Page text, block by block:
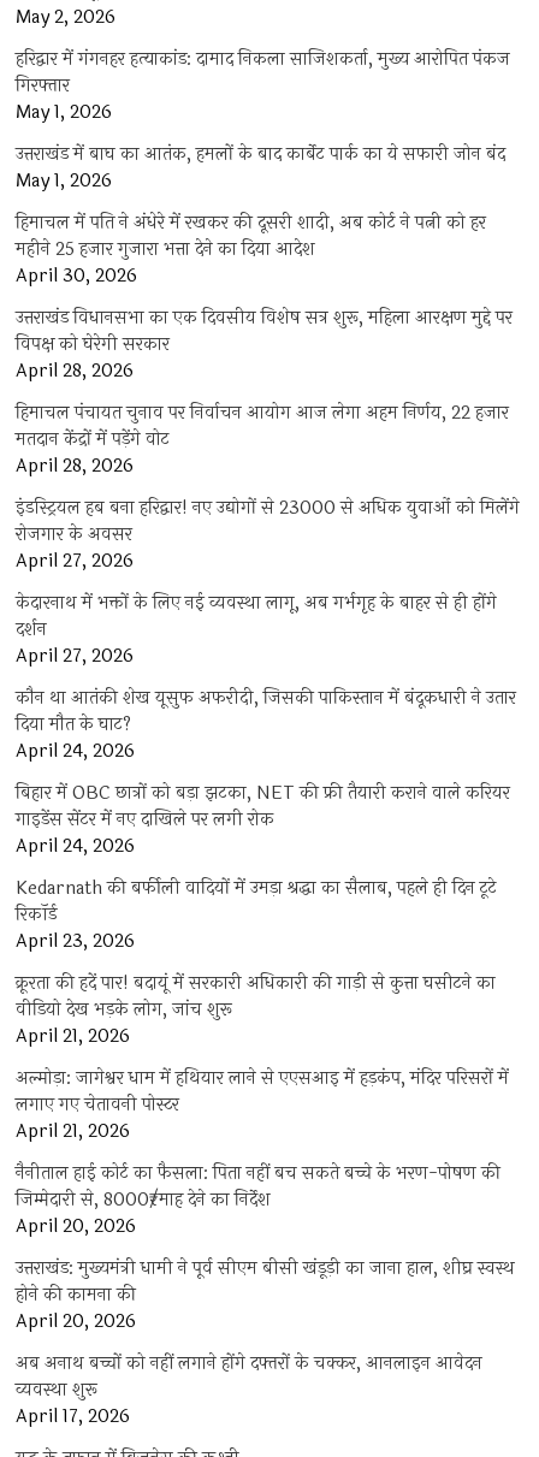
May 2, 2026
हरिद्वार में गंगनहर हत्याकांड: दामाद निकला साजिशकर्ता, मुख्य आरोपित पंकज
गिरफ्तार
May 1, 2026
उत्तराखंड में बाघ का आतंक, हमलों के बाद कार्बेट पार्क का ये सफारी जोन बंद
May 1, 2026
हिमाचल में पति ने अंधेरे में रखकर की दूसरी शादी, अब कोर्ट ने पत्नी को हर
महीने 25 हजार गुजारा भत्ता देने का दिया आदेश
April 30, 2026
उत्तराखंड विधानसभा का एक दिवसीय विशेष सत्र शुरू, महिला आरक्षण मुद्दे पर
विपक्ष को घेरेगी सरकार
April 28, 2026
हिमाचल पंचायत चुनाव पर निर्वाचन आयोग आज लेगा अहम निर्णय, 22 हजार
मतदान केंद्रों में पड़ेंगे वोट
April 28, 2026
इंडस्ट्रियल हब बना हरिद्वार! नए उद्योगों से 23000 से अधिक युवाओं को मिलेंगे
रोजगार के अवसर
April 27, 2026
केदारनाथ में भक्तों के लिए नई व्यवस्था लागू, अब गर्भगृह के बाहर से ही होंगे
दर्शन
April 27, 2026
कौन था आतंकी शेख यूसुफ अफरीदी, जिसकी पाकिस्तान में बंदूकधारी ने उतार
दिया मौत के घाट?
April 24, 2026
बिहार में OBC छात्रों को बड़ा झटका, NET की फ्री तैयारी कराने वाले करियर
गाइडेंस सेंटर में नए दाखिले पर लगी रोक
April 24, 2026
Kedarnath की बर्फीली वादियों में उमड़ा श्रद्धा का सैलाब, पहले ही दिन टूटे
रिकॉर्ड
April 23, 2026
क्रूरता की हदें पार! बदायूं में सरकारी अधिकारी की गाड़ी से कुत्ता घसीटने का
वीडियो देख भड़के लोग, जांच शुरू
April 21, 2026
अल्मोड़ा: जागेश्वर धाम में हथियार लाने से एएसआइ में हड़कंप, मंदिर परिसरों में
लगाए गए चेतावनी पोस्टर
April 21, 2026
नैनीताल हाई कोर्ट का फैसला: पिता नहीं बच सकते बच्चे के भरण-पोषण की
जिम्मेदारी से, 8000₹/माह देने का निर्देश
April 20, 2026
उत्तराखंड: मुख्यमंत्री धामी ने पूर्व सीएम बीसी खंडूड़ी का जाना हाल, शीघ्र स्वस्थ
होने की कामना की
April 20, 2026
अब अनाथ बच्चों को नहीं लगाने होंगे दफ्तरों के चक्कर, आनलाइन आवेदन
व्यवस्था शुरू
April 17, 2026